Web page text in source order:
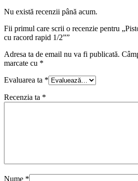
Nu există recenzii până acum.
Fii primul care scrii o recenzie pentru
cu racord rapid 1/2””
Adresa ta de email nu va fi publicată.
marcate cu *
Evaluarea ta *
Recenzia ta *
Nume *